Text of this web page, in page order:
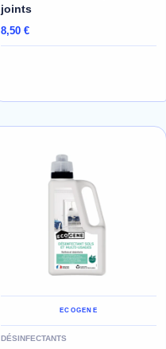
joints
8,50 €
AJOUTER AU PANIER
ECOGENE
DÉSINFECTANTS